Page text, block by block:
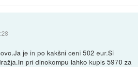
je in po kakšni ceni 502 eur.Si
pri dinokompu lahko kupis 5970 za